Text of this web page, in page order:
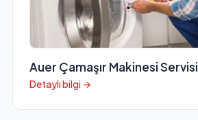
Auer Çamaşır Makinesi Servisi
Detaylı bilgi →